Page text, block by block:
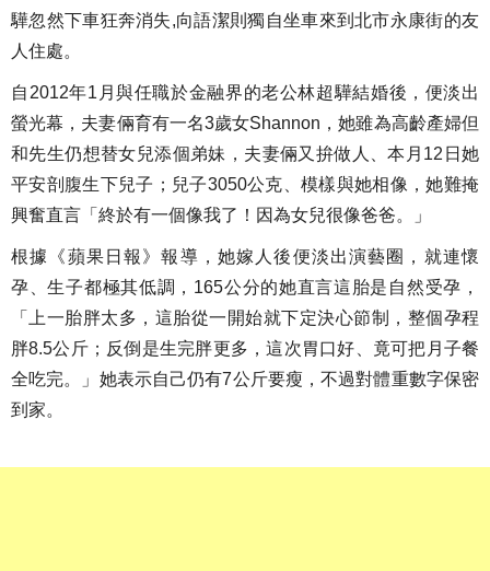
驊忽然下車狂奔消失,向語潔則獨自坐車來到北市永康街的友
人住處。
自2012年1月與任職於金融界的老公林超驊結婚後，便淡出
螢光幕，夫妻倆育有一名3歲女Shannon，她雖為高齡產婦但
和先生仍想替女兒添個弟妹，夫妻倆又拚做人、本月12日她
平安剖腹生下兒子；兒子3050公克、模樣與她相像，她難掩
興奮直言「終於有一個像我了！因為女兒很像爸爸。」
根據《蘋果日報》報導，她嫁人後便淡出演藝圈，就連懷
孕、生子都極其低調，165公分的她直言這胎是自然受孕，
「上一胎胖太多，這胎從一開始就下定決心節制，整個孕程
胖8.5公斤；反倒是生完胖更多，這次胃口好、竟可把月子餐
全吃完。」她表示自己仍有7公斤要瘦，不過對體重數字保密
到家。